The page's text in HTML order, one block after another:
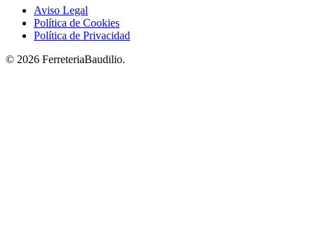
Aviso Legal
Política de Cookies
Política de Privacidad
© 2026 FerreteriaBaudilio.